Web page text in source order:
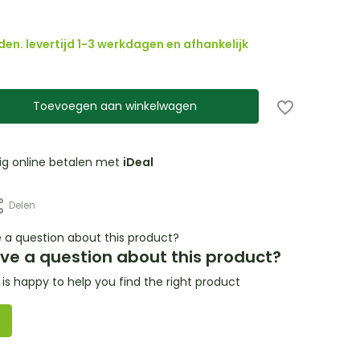
levertijd 1-3 werkdagen en afhankelijk
Toevoegen aan winkelwagen
online betalen met iDeal
Delen
a question about this product?
happy to help you find the right product